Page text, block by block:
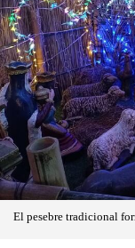
El pesebre tradicional